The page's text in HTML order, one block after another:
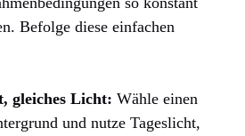
Befolge diese einfachen
gleiches Licht: Wähle einen
und nutze Tageslicht,